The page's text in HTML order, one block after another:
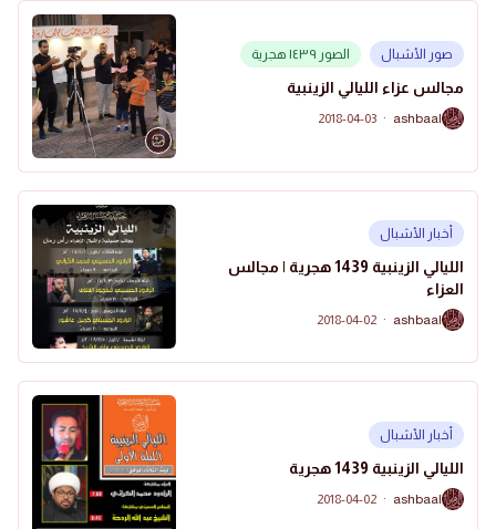
صور الأشبال الصور ١٤٣٩ هجرية
مجالس عزاء الليالي الزينبية
A
ashbaal
·
2018-04-03
أخبار الأشبال
الليالي الزينبية 1439 هجرية | مجالس
العزاء
A
ashbaal
·
2018-04-02
أخبار الأشبال
الليالي الزينبية 1439 هجرية
A
ashbaal
·
2018-04-02